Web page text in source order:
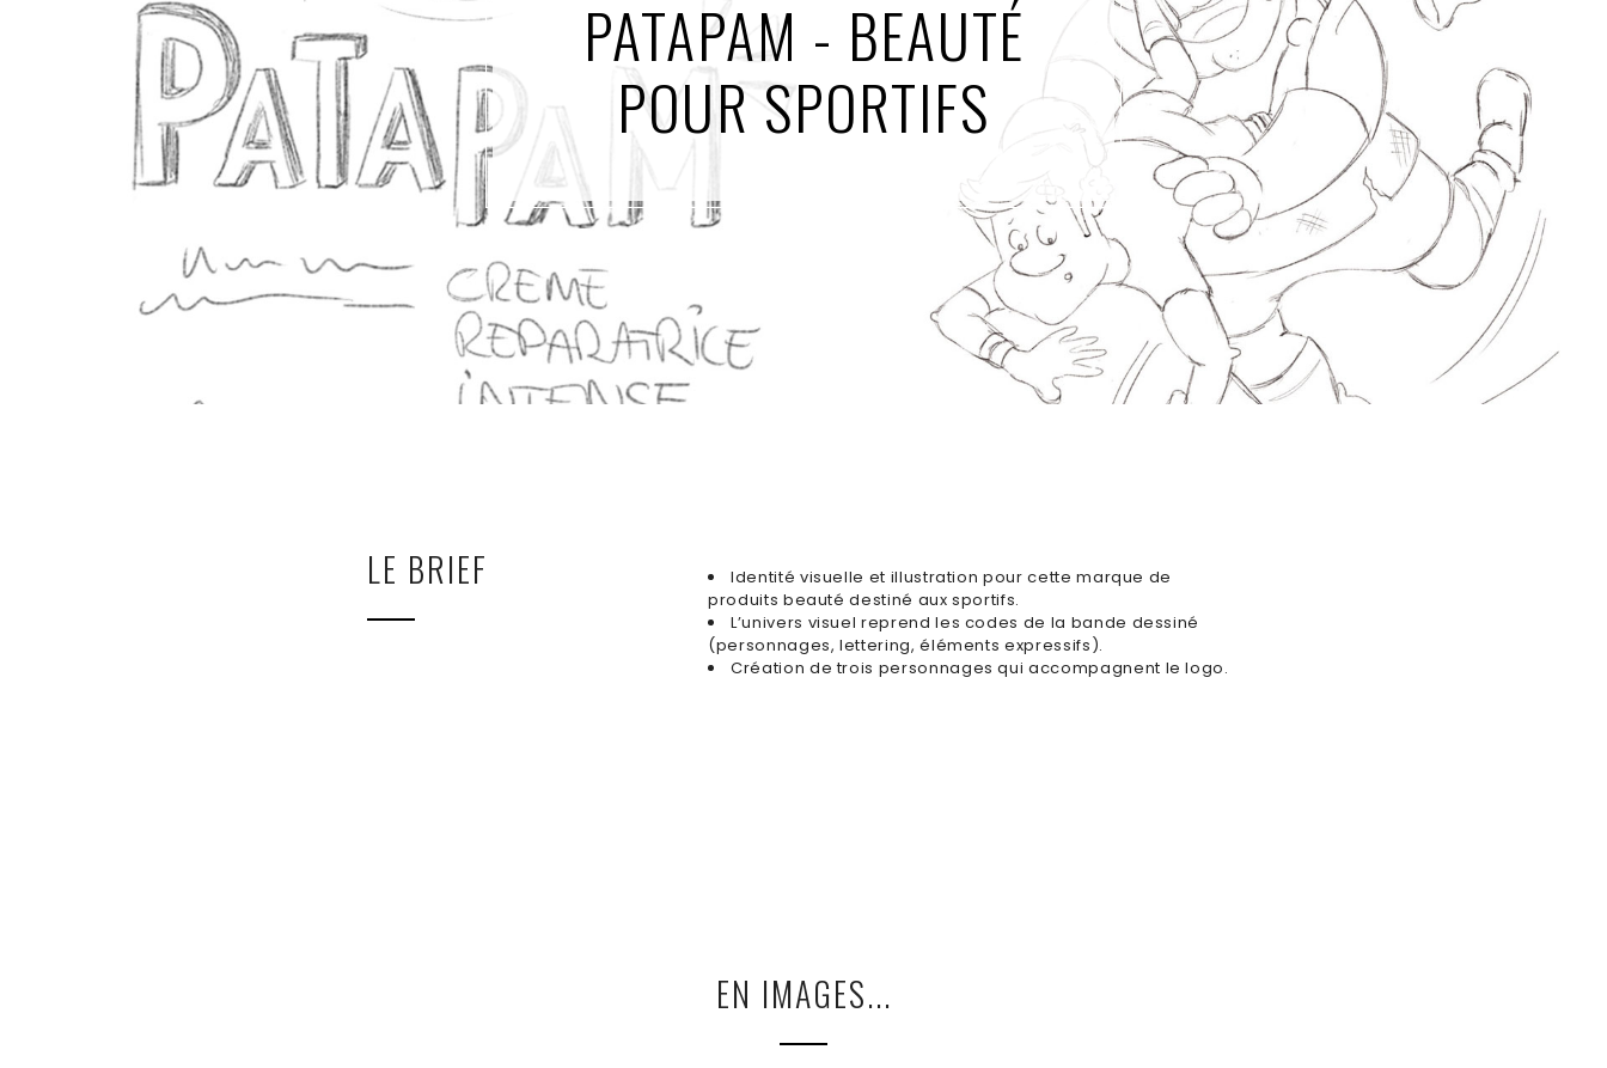
PATAPAM - BEAUTÉ
POUR SPORTIFS
LE BRIEF
Identité visuelle et illustration pour cette marque de
produits beauté destiné aux sportifs.
L’univers visuel reprend les codes de la bande dessiné
(personnages, lettering, éléments expressifs).
Création de trois personnages qui accompagnent le logo.
EN IMAGES...